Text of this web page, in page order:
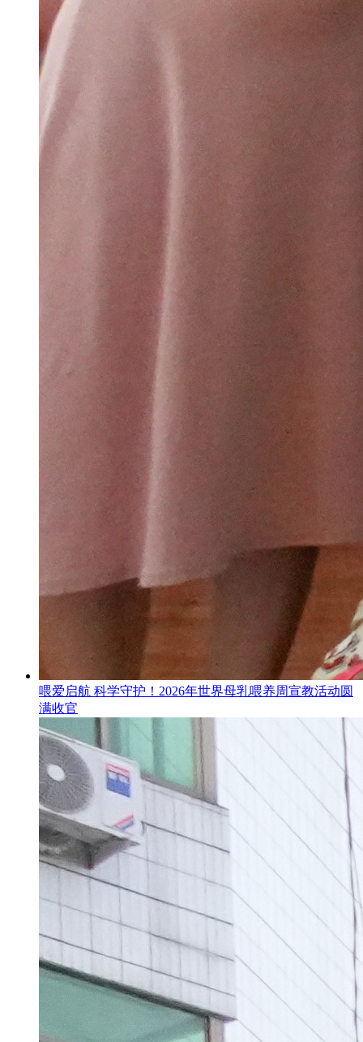
喂爱启航 科学守护！2026年世界母乳喂养周宣教活动圆
满收官